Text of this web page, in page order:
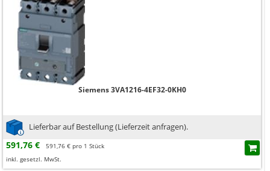
Siemens 3VA1216-4EF32-0KH0
Lieferbar auf Bestellung (Lieferzeit anfragen).
591,76 €
591,76 € pro 1 Stück
inkl. gesetzl. MwSt.